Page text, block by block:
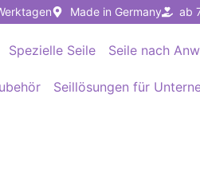
Made in Germany ab
Spezielle Seile Seile nach
Seillösungen für